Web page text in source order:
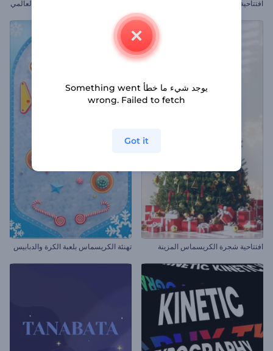
افتتاحية العام الصيني الجديد مجموعة أدوات الفيديو التوضيحي العالمي
افتتاحية شجرة الكريسماس المزينة تهنئة الكريسماس بلعبة الكرة والدبابيس
يوجد شيء ما خطأ Something went
wrong. Failed to fetch
Got it